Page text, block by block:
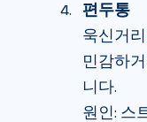
편두통
욱신거
민감하
니다.
원인: 스